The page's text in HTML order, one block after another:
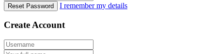
Reset Password I remember my details
Create Account